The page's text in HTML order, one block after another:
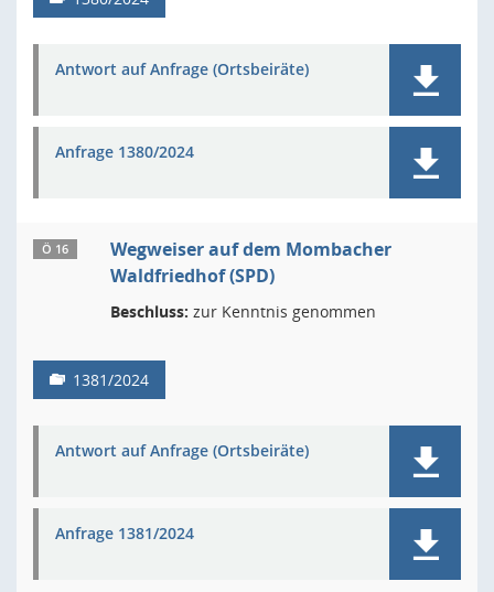
Antwort auf Anfrage (Ortsbeiräte)
Anfrage 1380/2024
Ö 16
Wegweiser auf dem Mombacher
Waldfriedhof (SPD)
Beschluss: zur Kenntnis genommen
1381/2024
Antwort auf Anfrage (Ortsbeiräte)
Anfrage 1381/2024